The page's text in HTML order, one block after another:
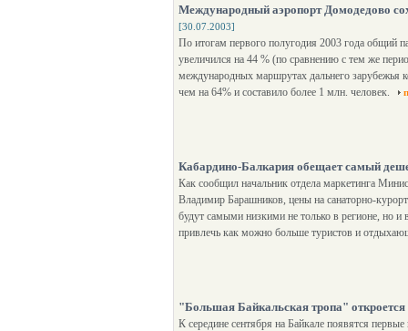
Международный аэропорт Домодедово
[30.07.2003]
По итогам первого полугодия 2003 года общий
увеличился на 44 % (по сравнению с тем же
международных маршрутах дальнего зарубежья
чем на 64% и составило более 1 млн. человек.
Кабардино-Балкария обещает самый
Как сообщил начальник отдела маркетинга
Владимир Барашников, цены на санаторно-
будут самыми низкими не только в регионе, но и
привлечь как можно больше туристов и
"Большая Байкальская тропа" откроется
К середине сентября на Байкале появятся